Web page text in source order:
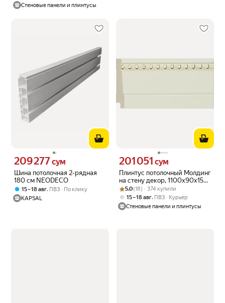
Стеновые панели и плинтусы
Шина потолочная 2-рядная
180 см NEODECO
Цена 209277 сум вместо
209 277сум
15 – 18 авг, ПВЗ
По клику
KAPSAL
Плинтус потолочный Молдинг
на стену декор, 1100х90х15
мм Белый с золотом - 2 шт.
Цена 201051 сум вместо
201 051 сум
Рейтинг товара: 5.0 из 5
Оценок: (18) · 374 купили
5.0(18) · 374 купили
15 – 18 авг, ПВЗ
Курьер
Стеновые панели и плинтусы